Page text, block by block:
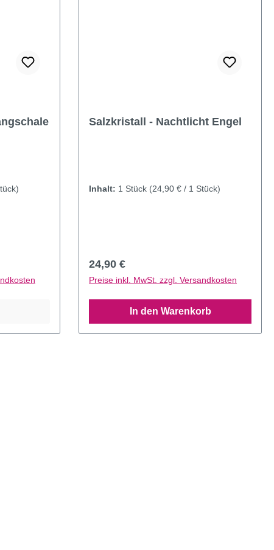
Salzkristall - Nachtlicht Engel
Inhalt: 1 Stück (24,90 € / 1 Stück)
Regulärer Preis:
24,90 €
Preise inkl. MwSt. zzgl. Versandkosten
In den Warenkorb